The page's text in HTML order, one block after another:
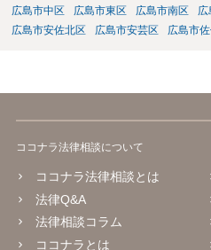
広島市中区
広島市東区 広島市南区 広
広島市安佐北区
広島市安芸区 広島市
ココナラ法律相談について
ココナラ法律相談とは
法律Q&A
法律相談コラム
ココナラとは